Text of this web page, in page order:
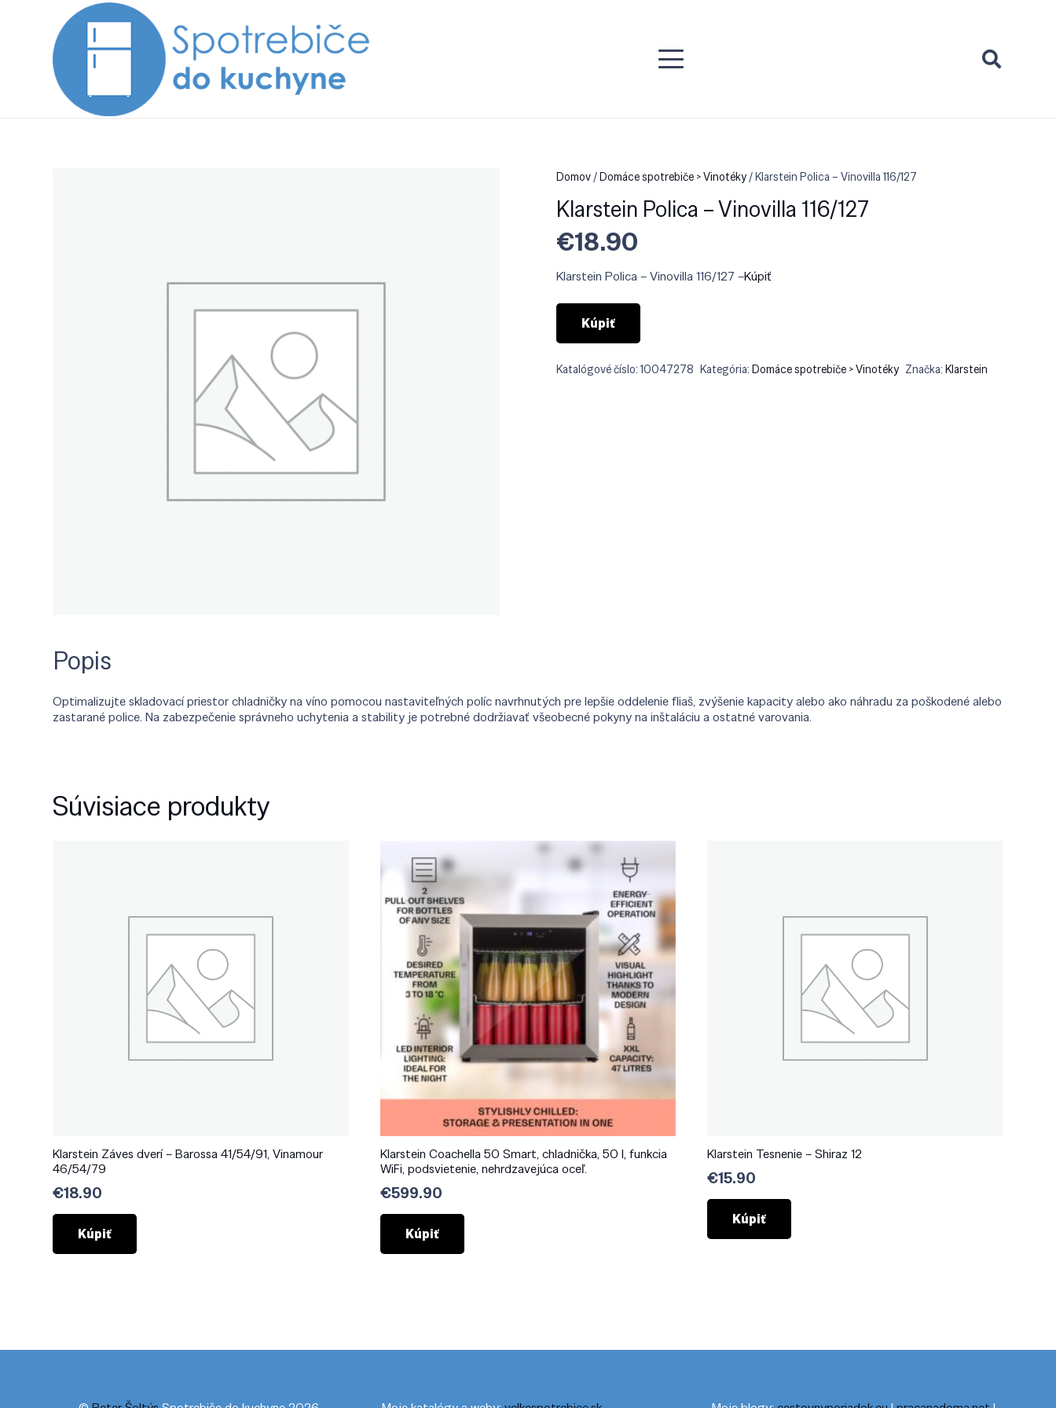
Domov/Domáce spotrebiče > Vinotéky/ Klarstein Polica – Vinovilla 116/127
Klarstein Polica – Vinovilla 116/127
€18.90
Klarstein Polica – Vinovilla 116/127 –Kúpiť
Kúpiť
Katalógové číslo:10047278 Kategória:Domáce spotrebiče > Vinotéky Značka: Klarstein
Popis
Optimalizujte skladovací priestor chladničky na víno pomocou nastaviteľných políc navrhnutých pre lepšie oddelenie fliaš, zvýšenie kapacity alebo ako náhradu za poškodené alebo
zastarané police. Na zabezpečenie správneho uchytenia a stability je potrebné dodržiavať všeobecné pokyny na inštaláciu a ostatné varovania.
Súvisiace produkty
Klarstein Záves dverí – Barossa 41/54/91, Vinamour
46/54/79
€18.90
Kúpiť
Klarstein Coachella 50 Smart, chladnička, 50 l, funkcia
WiFi, podsvietenie, nehrdzavejúca oceľ.
€599.90
Kúpiť
Klarstein Tesnenie – Shiraz 12
€15.90
Kúpiť